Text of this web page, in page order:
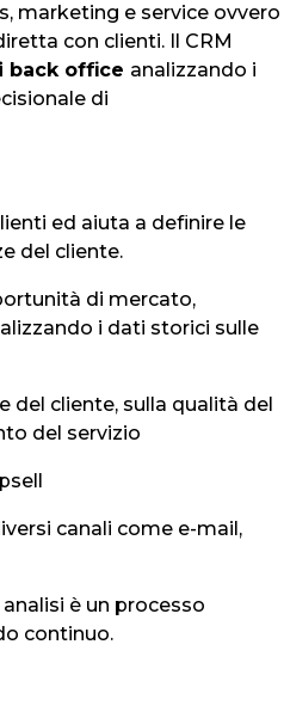
marketing e service ovvero
con clienti. Il CRM
back office analizzando i
di
ed aiuta a definire le
del cliente.
di mercato,
i dati storici sulle
del cliente, sulla qualità del
del servizio
canali come e-mail,
è un processo
continuo.